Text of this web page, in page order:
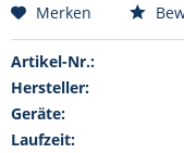
Merken
Artikel-Nr.:
Hersteller:
Geräte:
Laufzeit: